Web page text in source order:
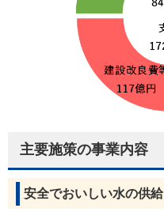
主要施策の事業内容
安全でおいしい水の供給